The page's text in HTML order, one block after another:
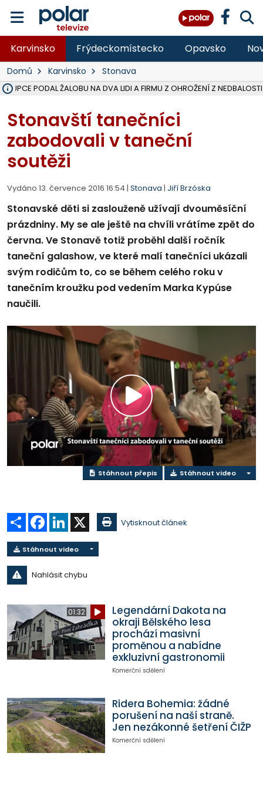
Karvinsko Frýdeckomístecko Opavsko
Domů Karvinsko Stonava
PODAL ŽALOBU NA DVA LIDI A FIRMU Z OHROŽENÍ Z NEDBALOSTI
Stonavští tanečníci
zabodovali v taneční
soutěži
Vydáno 13. července 2016 16:54 | Stonava | Jiří Brzóska
Stonavské děti si zaslouženě užívají dvouměsíční
prázdniny. My se ale ještě na chvíli vrátíme zpět do
června. Ve Stonavě totiž proběhl další ročník
taneční galashow, ve které malí tanečníci ukázali
svým rodičům to, co se během celého roku v
tanečním kroužku pod vedením Marka Kypúse
naučili.
Přehrát
video
Stáhnout přepis Stáhnout video
Sdílet Facebook
LinkedIn Vytisknout článek
Stáhnout video
Nahlásit chybu
01:32
Legendární Dakota na
okraji Bělského lesa
prochází masivní
proměnou a nabídne
exkluzivní gastronomii
Komerční sdělení
Ridera Bohemia: žádné
porušení na naší straně.
Jen nezákonné šetření ČIŽP
Komerční sdělení